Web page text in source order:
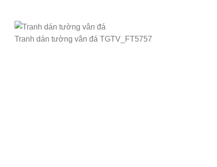
Tranh dán tường vân đá TGTV_FT5757